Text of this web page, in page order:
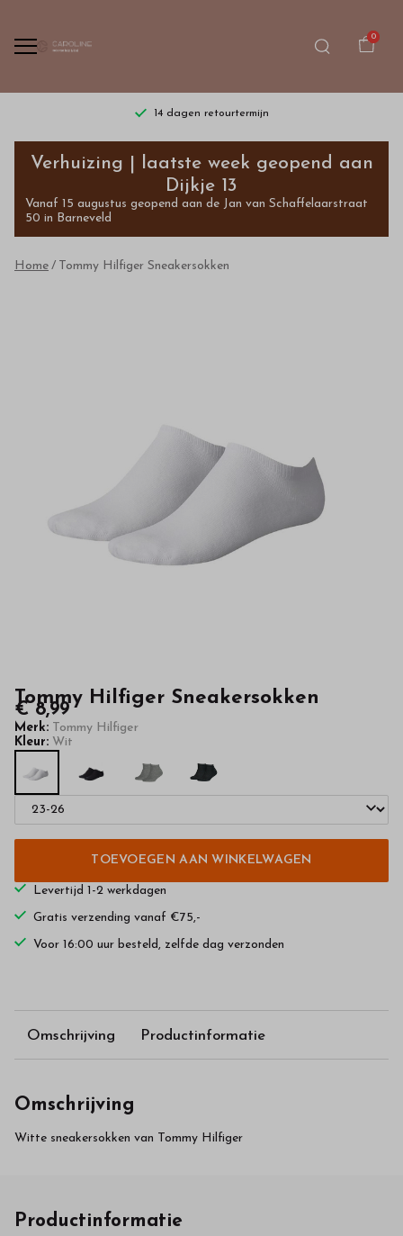
0
14 dagen retourtermijn
Tommy
Hilfiger
Sneakersokken
onze
webshop
Verhuizing | laatste week geopend aan
Dijkje 13
Vanaf 15 augustus geopend aan de Jan van Schaffelaarstraat
50 in Barneveld
Home Tommy Hilfiger Sneakersokken
Tommy Hilfiger Sneakersokken
€ 8,99
Merk: Tommy Hilfiger
Kleur: Wit
TOEVOEGEN AAN WINKELWAGEN
Levertijd 1-2 werkdagen
Gratis verzending vanaf €75,-
Voor 16:00 uur besteld, zelfde dag verzonden
Omschrijving Productinformatie
Omschrijving
Witte sneakersokken van Tommy Hilfiger
Productinformatie